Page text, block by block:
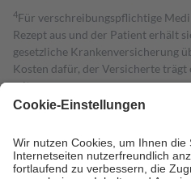
4Für verschreibungspflichtige
Rezept aus und der Patient erhält
gesetzliche Krankenversicherung
Kosten dafür, der Versicherte trägt
mit.
Grundsätzlich leisten Mitglieder
höchstens zehn Euro.
Es sind
Kosten der Leistung zu entrichten.
Diese Regeln gelten grundsätzlich